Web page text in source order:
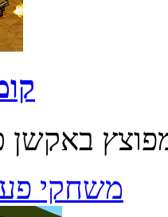
משחקי